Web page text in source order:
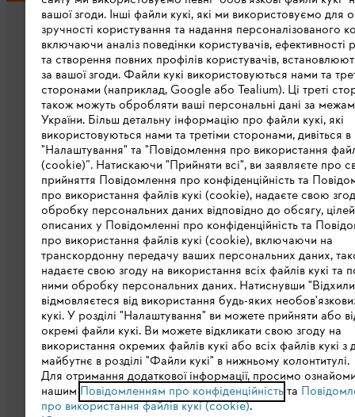
Про компанію STIHL
STIHL в світі
STIHL в Україні
Завантажити каталог
STIHL Integrity Line
Політика конфіденційності Вихідні
вашої згоди. Інші файли кукі, які ми використовуємо для
зручності користування та надання персоналізованого
включаючи аналіз поведінки користувачів, ефективності
та створення повних профілів користувачів,
за вашої згоди. Файли кукі використовуються нами та
сторонами (наприклад, Google або Tealium). Ці треті
також можуть обробляти ваші персональні дані за
України. Більш детальну інформацію про файли кукі, які
використовуються нами та третіми сторонами, дивіться в
"Налаштування" та "Повідомлення про використання
(cookie)”. Натискаючи "Прийняти всі", ви заявляєте про
прийняття Повідомлення про конфіденційність та
про використання файлів кукі (cookie), надаєте свою
обробку персональних даних відповідно до обсягу,
описаних у Повідомленні про конфіденційність та
про використання файлів кукі (cookie), включаючи на
транскордонну передачу ваших персональних даних,
надаєте свою згоду на використання всіх файлів кукі та
ними обробку персональних даних. Натиснувши
відмовляєтеся від використання будь-яких
кукі. У розділі "Налаштування" ви можете прийняти або
окремі файли кукі. Ви можете відкликати свою згоду на
використання окремих файлів кукі або всіх файлів кукі з
майбутнє в розділі "Файли кукі" в нижньому колонтитулі.
Для отримання додаткової інформації, просимо
нашим Повідомленням про конфіденційністьта
про використання файлів кукі (cookie).